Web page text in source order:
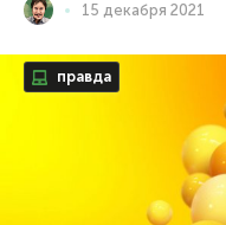
15 декабря 2021
правда